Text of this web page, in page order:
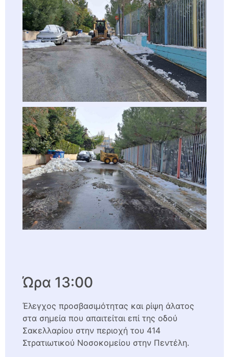
Ώρα 13:00
Έλεγχος προσβασιμότητας και ρίψη άλατος
στα σημεία που απαιτείται επί της οδού
Σακελλαρίου στην περιοχή του 414
Στρατιωτικού Νοσοκομείου στην Πεντέλη.